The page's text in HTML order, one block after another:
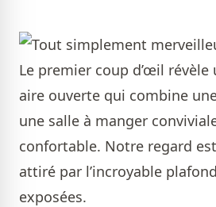
Le premier coup d’œil révèle
aire ouverte qui combine
une salle à manger
confortable. Notre regard
attiré par l’incroyable
exposées.